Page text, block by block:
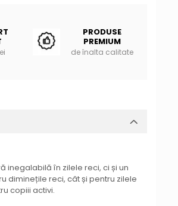
PRODUSE
PREMIUM
de înalta calitate
inegalabilă în zilele reci, ci și un
diminețile reci, cât și pentru zilele
copiii activi.